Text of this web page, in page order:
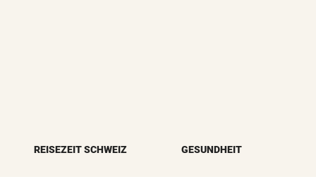
REISEZEIT SCHWEIZ GESUNDHEIT